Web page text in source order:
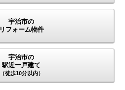
宇治市の
リフォーム物件
宇治市の
駅近一戸建て
（徒歩10分以内）